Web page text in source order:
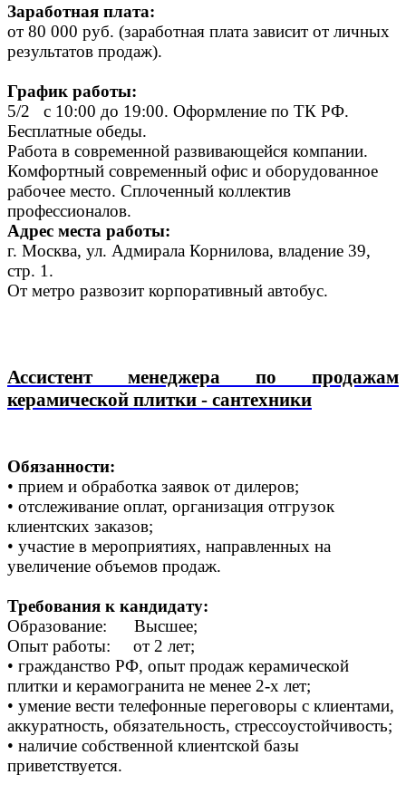
Заработная плата:
от 80 000 руб. (заработная плата зависит от личных
результатов продаж).
График работы:
5/2 c 10:00 до 19:00. Оформление по ТК РФ.
Бесплатные обеды.
Работа в современной развивающейся компании.
Комфортный современный офис и оборудованное
рабочее место. Сплоченный коллектив
профессионалов.
Адрес места работы:
г. Москва, ул. Адмирала Корнилова, владение 39,
стр. 1.
От метро развозит корпоративный автобус.
Ассистент менеджера по продажам
керамической плитки - сантехники
Обязанности:
• прием и обработка заявок от дилеров;
• отслеживание оплат, организация отгрузок
клиентских заказов;
• участие в мероприятиях, направленных на
увеличение объемов продаж.
Требования к кандидату:
Образование: Высшее;
Опыт работы: от 2 лет;
• гражданство РФ, опыт продаж керамической
плитки и керамогранита не менее 2-х лет;
• умение вести телефонные переговоры с клиентами,
аккуратность, обязательность, стрессоустойчивость;
• наличие собственной клиентской базы
приветствуется.